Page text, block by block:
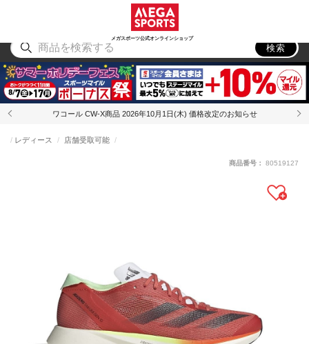
メガスポーツ公式オンラインショップ
アウトドア
検索
ワコール CW-X商品 2026年10月1日(木) 価格改定のお知らせ
レディース 店舗受取可能
商品番号： 80519127